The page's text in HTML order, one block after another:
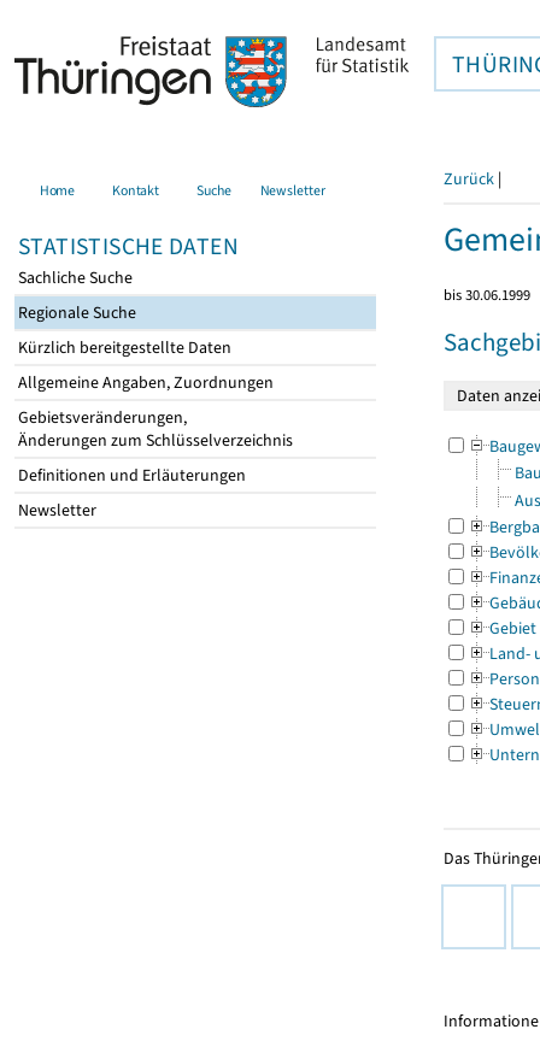
Home Kontakt Suche Newsletter
STATISTISCHE DATEN
Sachliche Suche
Regionale Suche
Kürzlich bereitgestellte Daten
Allgemeine Angaben, Zuordnungen
Gebietsveränderungen,
Änderungen zum Schlüsselverzeichnis
Definitionen und Erläuterungen
Newsletter
Zurück |
bis 30.06.1999
Gebiet
Land-
Das